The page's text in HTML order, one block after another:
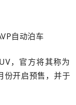
自动泊车
，官方将其称为
份开启预售，并于